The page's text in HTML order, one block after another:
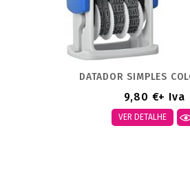
DATADOR SIMPLES
9,80 €+ Iva
VER DETALHE